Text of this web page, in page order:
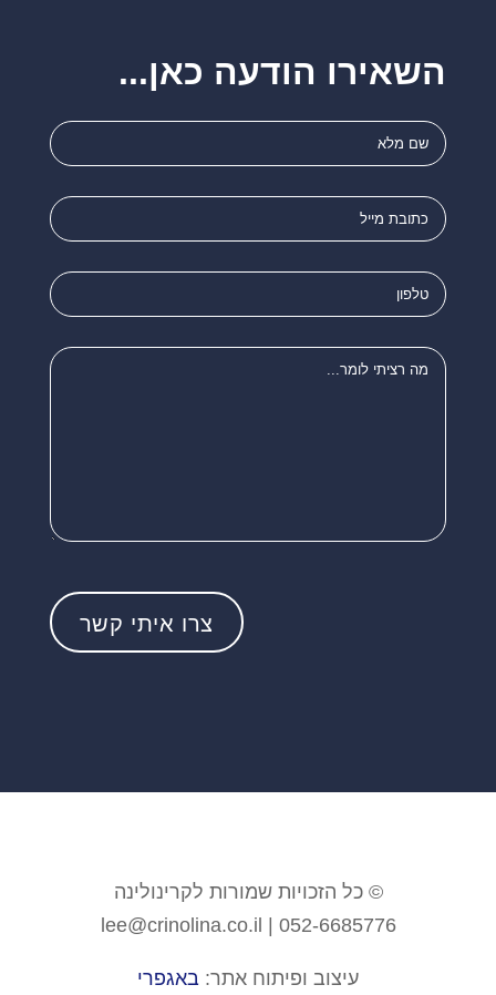
השאירו הודעה כאן...
© כל הזכויות שמורות לקרינולינה
lee@crinolina.co.il | 052-6685776
עיצוב ופיתוח אתר: באגפרי